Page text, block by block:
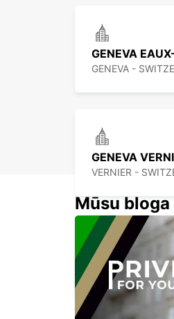
GENEVA
GENEVA -
GENEVA
VERNIER -
ANNEMASSE
ANNEMASSE -
Mūsu